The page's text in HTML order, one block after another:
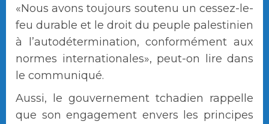
«Nous avons toujours soutenu un cessez-le-
feu durable et le droit du peuple palestinien
à l’autodétermination, conformément aux
normes internationales», peut-on lire dans
le communiqué.
Aussi, le gouvernement tchadien rappelle
que son engagement envers les principes